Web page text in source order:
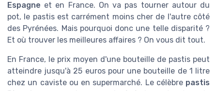
Espagne et en France. On va pas tourner autour du
pot, le pastis est carrément moins cher de l'autre côté
des Pyrénées. Mais pourquoi donc une telle disparité ?
Et où trouver les meilleures affaires ? On vous dit tout.
En France, le prix moyen d'une bouteille de pastis peut
atteindre jusqu'à 25 euros pour une bouteille de 1 litre
chez un caviste ou en supermarché. Le célèbre pastis